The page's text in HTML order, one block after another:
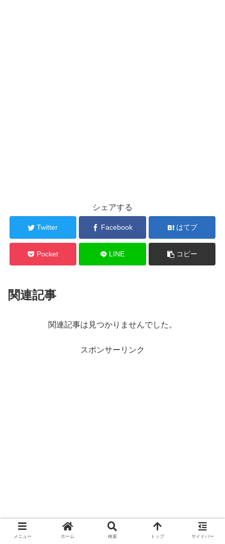
シェアする
Twitter Facebook はてブ
Pocket LINE コピー
関連記事
関連記事は見つかりませんでした。
スポンサーリンク
メニュー ホーム 検索 トップ サイドバー